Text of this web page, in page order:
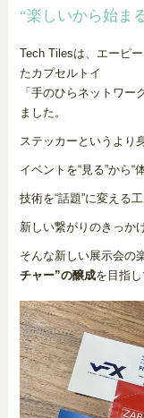
“楽しいから始ま
Tech Tilesは、エーピ
たカプセルトイ
「手のひらネットワ
ました。
ステッカーというより
イベントを“見る”から“
技術を“話題”に変える
新しい繋がりのきっか
そんな新しい展示会の
チャー”の醸成を目指し